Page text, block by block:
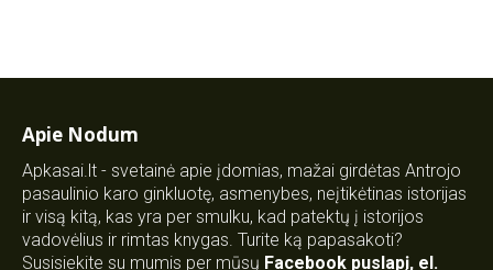
Apie Nodum
Apkasai.lt - svetainė apie įdomias, mažai girdėtas Antrojo
pasaulinio karo ginkluotę, asmenybes, neįtikėtinas istorijas
ir visą kitą, kas yra per smulku, kad patektų į istorijos
vadovėlius ir rimtas knygas. Turite ką papasakoti?
Susisiekite su mumis per mūsų Facebook puslapį, el.